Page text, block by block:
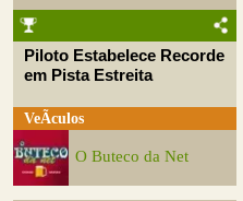
Piloto Estabelece Recorde
em Pista Estreita
VeÃ­culos
O Buteco da Net